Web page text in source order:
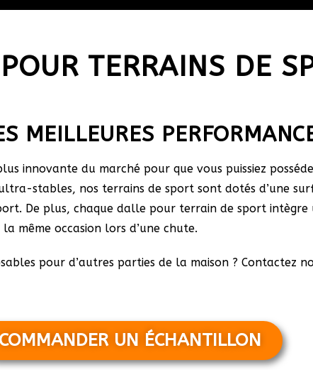
TERRAINS DE
MEILLEURES
innovante du marché pour que vous puissiez
stables, nos terrains de sport sont dotés d’une
De plus, chaque dalle pour terrain de sport
même occasion lors d’une chute.
pour d’autres parties de la maison ? Contactez
COMMANDER UN ÉCHANTILLON